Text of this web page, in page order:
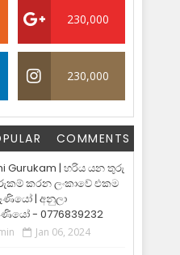
230,000
230,000
COMMENTS
Gurukam | හරිය යන තුරු
කරන ලංකාවේ එකම
| අනුලා
- 0776839232
Jan 06, 2024